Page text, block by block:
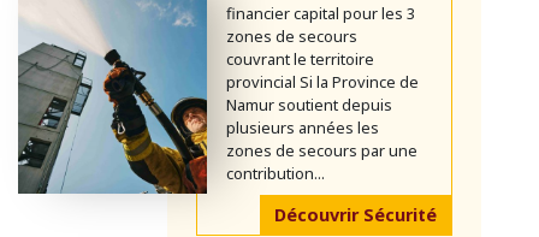
financier capital pour les 3
zones de secours
couvrant le territoire
provincial Si la Province de
Namur soutient depuis
plusieurs années les
zones de secours par une
contribution...
Découvrir Sécurité